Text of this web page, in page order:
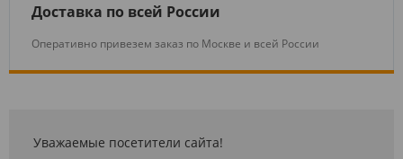
Доставка по всей России
Оперативно привезем заказ по Москве и всей России
Уважаемые посетители сайта!